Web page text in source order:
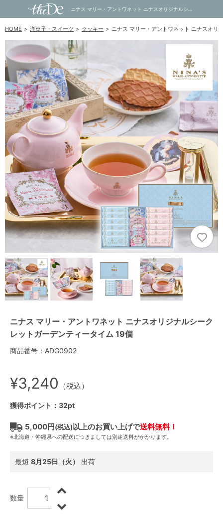
HOME 洋菓子・スイーツ クッキー ニナス マリー・アントワネット ニナスオリ
ニナス マリー・アントワネット ニナスオリジナルシーク
レットガーデンティータイム 19個
商品番号：ADG0902
¥3,240 （税込）
獲得ポイント：32pt
5,000円(税込)以上のお買い上げで送料無料！
※北海道・沖縄県への配送につきましては別途送料がかかります。
最短 8月25日（火） 出荷
数量